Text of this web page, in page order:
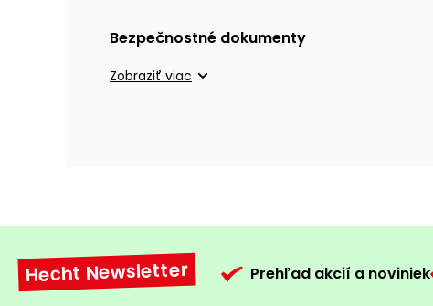
Bezpečnostné dokumenty
Zobraziť viac
Hecht Newsletter Prehľad akcií a noviniek